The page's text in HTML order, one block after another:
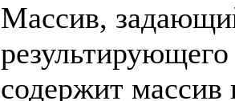
Массив,
содержит массив